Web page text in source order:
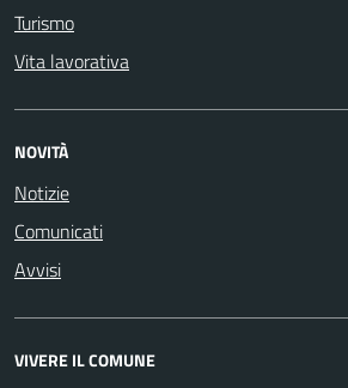
Turismo
Vita lavorativa
NOVITÀ
Notizie
Comunicati
Avvisi
VIVERE IL COMUNE